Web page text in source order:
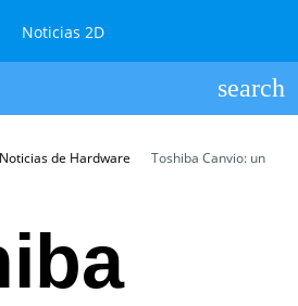
Noticias de Hardware
Toshiba Canvio: un